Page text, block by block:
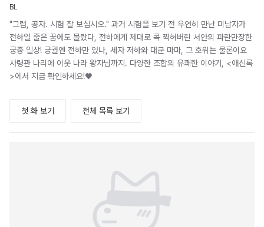
BL
"그럼, 공자. 시험 잘 보십시오." 과거 시험을 보기 전 우연히 만난 미남자가
전하일 줄은 꿈에도 몰랐다, 전하에게 제대로 콕 찍혀버린 서안의 파란만장한
궁중 일상! 궁궐엔 전하만 있나, 세자 저하와 대군 마마, 그 호위는 물론이요
사령관 나리에 이웃 나라 왕자님까지. 다양한 조합의 유쾌한 이야기, <애신록
>에서 지금 확인하세요!♥
첫 화 보기 전체 목록 보기